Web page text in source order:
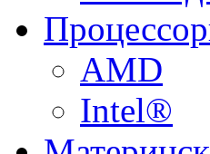
AMD
Intel®